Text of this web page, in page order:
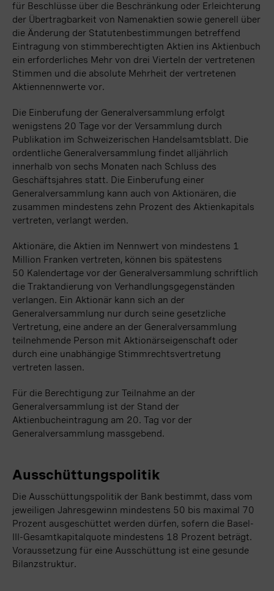
für Beschlüsse über die Beschränkung oder Erleichterung
der Übertragbarkeit von Namenaktien sowie generell über
die Änderung der Statutenbestimmungen betreffend
Eintragung von stimmberechtigten Aktien ins Aktienbuch
ein erforderliches Mehr von drei Vierteln der vertretenen
Stimmen und die absolute Mehrheit der vertretenen
Aktiennennwerte vor.
Die Einberufung der Generalversammlung erfolgt
wenigstens 20 Tage vor der Versammlung durch
Publikation im Schweizerischen Handelsamtsblatt. Die
ordentliche Generalversammlung findet alljährlich
innerhalb von sechs Monaten nach Schluss des
Geschäftsjahres statt. Die Einberufung einer
Generalversammlung kann auch von Aktionären, die
zusammen mindestens zehn Prozent des Aktienkapitals
vertreten, verlangt werden.
Aktionäre, die Aktien im Nennwert von mindestens 1
Million Franken vertreten, können bis spätestens
50 Kalendertage vor der Generalversammlung schriftlich
die Traktandierung von Verhandlungsgegenständen
verlangen. Ein Aktionär kann sich an der
Generalversammlung nur durch seine gesetzliche
Vertretung, eine andere an der Generalversammlung
teilnehmende Person mit Aktionärseigenschaft oder
durch eine unabhängige Stimmrechtsvertretung
vertreten lassen.
Für die Berechtigung zur Teilnahme an der
Generalversammlung ist der Stand der
Aktienbucheintragung am 20. Tag vor der
Generalversammlung massgebend.
Ausschüttungspolitik
Die Ausschüttungspolitik der Bank bestimmt, dass vom
jeweiligen Jahresgewinn mindestens 50 bis maximal 70
Prozent ausgeschüttet werden dürfen, sofern die Basel-
III-Gesamtkapitalquote mindestens 18 Prozent beträgt.
Voraussetzung für eine Ausschüttung ist eine gesunde
Bilanzstruktur.